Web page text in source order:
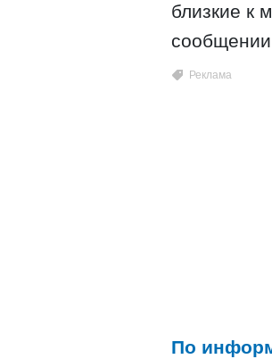
близкие к
По